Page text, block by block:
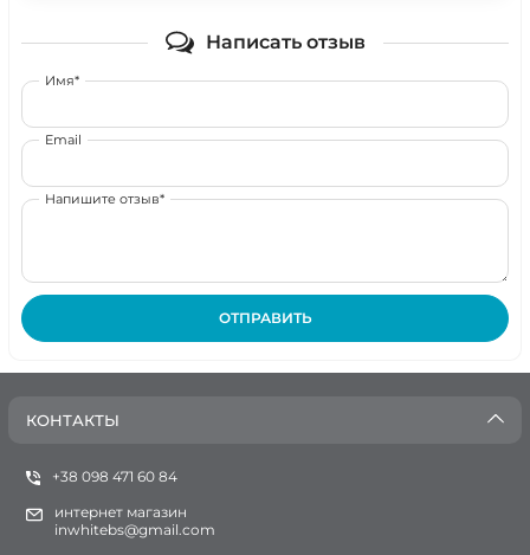
Написать отзыв
Имя*
Email
Напишите отзыв*
ОТПРАВИТЬ
КОНТАКТЫ
+38 098 471 60 84
интернет магазин
inwhitebs@gmail.com